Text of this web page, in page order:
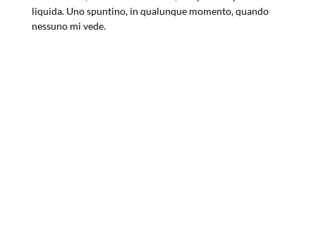
liquida. Uno spuntino, in qualunque momento, quando
nessuno mi vede.